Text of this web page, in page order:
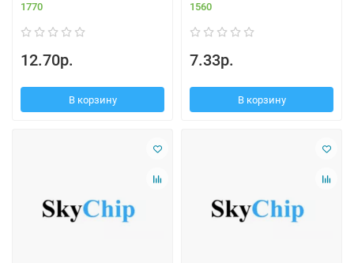
1770
12.70р.
В корзину
1560
7.33р.
В корзину